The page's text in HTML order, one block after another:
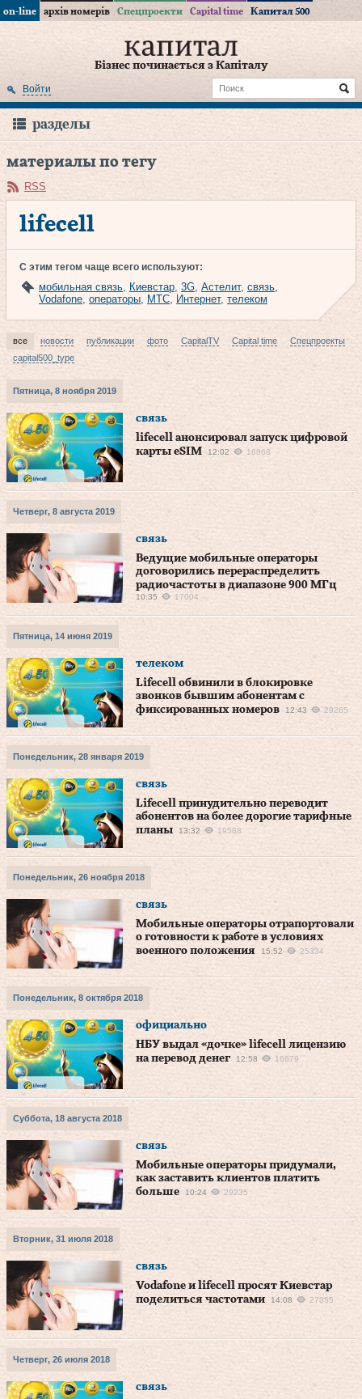
on-line архів номерів Спецпроекти Capital time Капитал 500
Бізнес починається з Капіталу
Войти
разделы
материалы по тегу
RSS
lifecell
С этим тегом чаще всего используют:
мобильная связь, Киевстар, 3G, Астелит, связь,
Vodafone, операторы, МТС, Интернет, телеком
все новости публикации фото CapitalTV Capital time
Спецпроекты
capital500_type
Пятница, 8 ноября 2019
связь
lifecell анонсировал запуск цифровой
карты eSIM
12:02 16868
Четверг, 8 августа 2019
связь
Ведущие мобильные операторы
договорились перераспределить
радиочастоты в диапазоне 900 МГц
10:35 17004
Пятница, 14 июня 2019
телеком
Lifecell обвинили в блокировке
звонков бывшим абонентам с
фиксированных номеров
12:43 29265
Понедельник, 28 января 2019
связь
Lifecell принудительно переводит
абонентов на более дорогие тарифные
планы
13:32 19588
Понедельник, 26 ноября 2018
связь
Мобильные операторы отрапортовали
о готовности к работе в условиях
военного положения
15:52 25334
Понедельник, 8 октября 2018
официально
НБУ выдал «дочке» lifecell лицензию
на перевод денег
12:58 16679
Суббота, 18 августа 2018
связь
Мобильные операторы придумали,
как заставить клиентов платить
больше
10:24 29235
Вторник, 31 июля 2018
связь
Vodafone и lifecell просят Киевстар
поделиться частотами
14:08 27355
Четверг, 26 июля 2018
связь